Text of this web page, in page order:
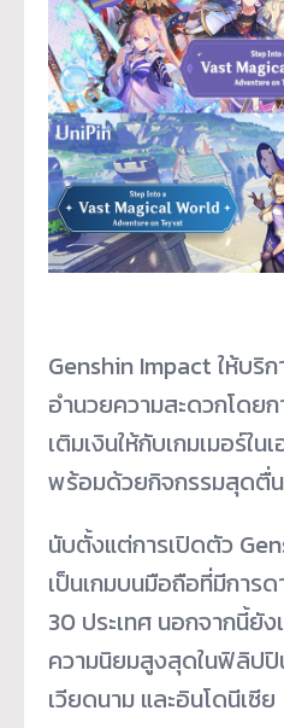
Genshin Impact ให้บริ
อำนวยความสะดวกโดย
เติมเงินให้กับเกมเมอร์ใ
พร้อมด้วยกิจกรรมสุดตื่น
นับตั้งแต่การเปิดตัว
เป็นเกมบนมือถือที่มีการ
30 ประเทศ นอกจากนี้ยั
ความนิยมสูงสุดในฟิลิปปิ
เวียดนาม และอินโดนีเซีย